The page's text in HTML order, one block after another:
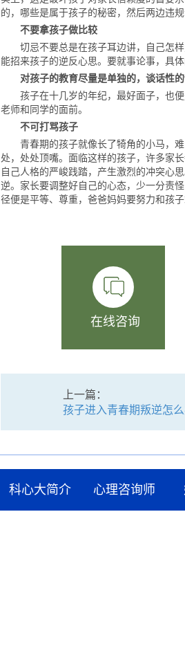
的，哪些是属于孩子的秘密，然后两边违规
不要拿孩子做比较
切忌不要总是在孩子耳边讲，自己怎样
能招来孩子的逆反心思。要就事论事，具
对孩子的教育尽量是单独的，谈话性
孩子在十几岁的年纪，最好面子，也便
老师和同学的面前。
不可打骂孩子
青春期的孩子就像长了犄角的小马，难
处，处处顶嘴。面临这样的孩子，许多家
自己人格的严峻践踏，产生激烈的冲突心
逆。家长要调整好自己的心态，少一分责
径便是平等、尊重，爸爸妈妈要努力和孩
在线咨询
上一篇：
孩子进入青春期叛逆怎
科心大简介 心理咨询师